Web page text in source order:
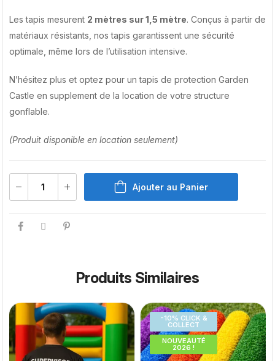
Les tapis mesurent 2 mètres sur 1,5 mètre. Conçus à partir de
matériaux résistants, nos tapis garantissent une sécurité
optimale, même lors de l’utilisation intensive.
N’hésitez plus et optez pour un tapis de protection Garden
Castle en supplement de la location de votre structure
gonflable.
(Produit disponible en location seulement)
Ajouter au Panier
Produits Similaires
-10% CLICK &
COLLECT
NOUVEAUTÉ
2026 !